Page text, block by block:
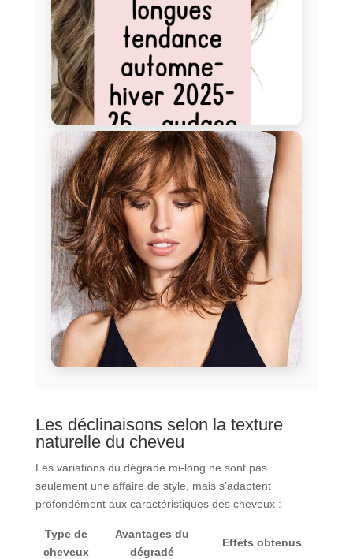
Les déclinaisons selon la texture
naturelle du cheveu
Les variations du dégradé mi-long ne sont pas
seulement une affaire de style, mais s’adaptent
profondément aux caractéristiques des cheveux :
Type de
cheveux
Avantages du
dégradé
Effets obtenus